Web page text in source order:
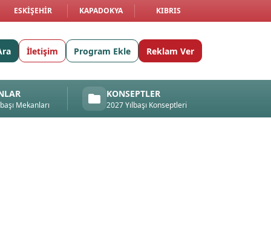
ESKIŞEHIR KAPADOKYA KIBRIS
İletişim Program Ekle Reklam Ver
Mekanları
KONSEPTLER
2027 Yılbaşı Konseptleri